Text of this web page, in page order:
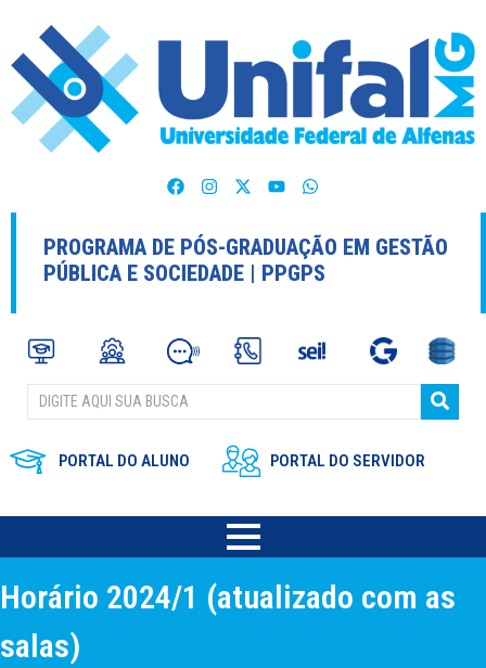
PROGRAMA DE PÓS-GRADUAÇÃO EM GESTÃO
PÚBLICA E SOCIEDADE | PPGPS
PORTAL DO ALUNO PORTAL DO SERVIDOR
Horário 2024/1 (atualizado com as
salas)